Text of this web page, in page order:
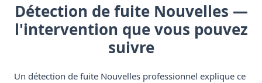
Détection de fuite Nouvelles —
l'intervention que vous pouvez
suivre
Un détection de fuite Nouvelles professionnel explique ce